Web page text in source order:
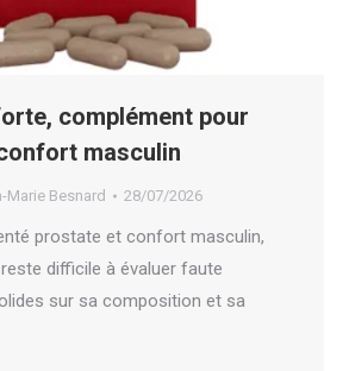
complément pour
masculin
Marie Besnard 28/07/2026
prostate et confort masculin,
difficile à évaluer faute
sur sa composition et sa